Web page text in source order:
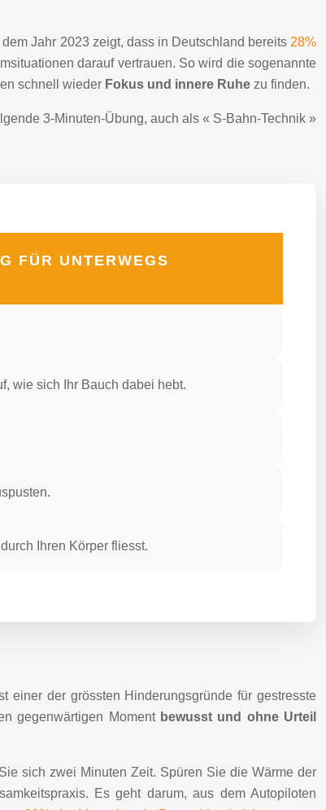
Jahr 2023 zeigt, dass in Deutschland bereits 28%
darauf vertrauen. So wird die sogenannte
schnell wieder Fokus und innere Ruhe zu finden.
3-Minuten-Übung, auch als « S-Bahn-Technik »
FÜR UNTERWEGS
wie sich Ihr Bauch dabei hebt.
Ihren Körper fliesst.
einer der grössten Hinderungsgründe für gestresste
gegenwärtigen Moment bewusst und ohne Urteil
sich zwei Minuten Zeit. Spüren Sie die Wärme der
Es geht darum, aus dem Autopiloten